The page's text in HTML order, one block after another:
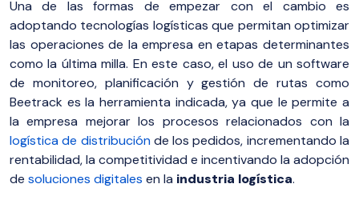
Una de las formas de empezar con el cambio es
adoptando tecnologías logísticas que permitan optimizar
las operaciones de la empresa en etapas determinantes
como la última milla. En este caso, el uso de un software
de monitoreo, planificación y gestión de rutas como
Beetrack es la herramienta indicada, ya que le permite a
la empresa mejorar los procesos relacionados con la
logística de distribuciónde los pedidos, incrementando la
rentabilidad, la competitividad e incentivando la adopción
de soluciones digitales en la industria logística.